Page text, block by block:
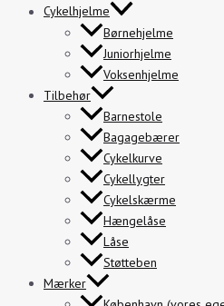
Cykelhjelme
Børnehjelme
Juniorhjelme
Voksenhjelme
Tilbehør
Barnestole
Bagagebærer
Cykelkurve
Cykellygter
Cykelskærme
Hængelåse
Låse
Støtteben
Mærker